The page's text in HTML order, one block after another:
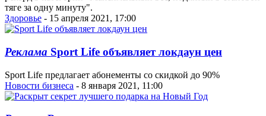
тяге за одну минуту".
Здоровье - 15 апреля 2021, 17:00
Реклама Sport Life объявляет локдаун цен
Sport Life предлагает абонементы со скидкой до 90%
Новости бизнеса - 8 января 2021, 11:00